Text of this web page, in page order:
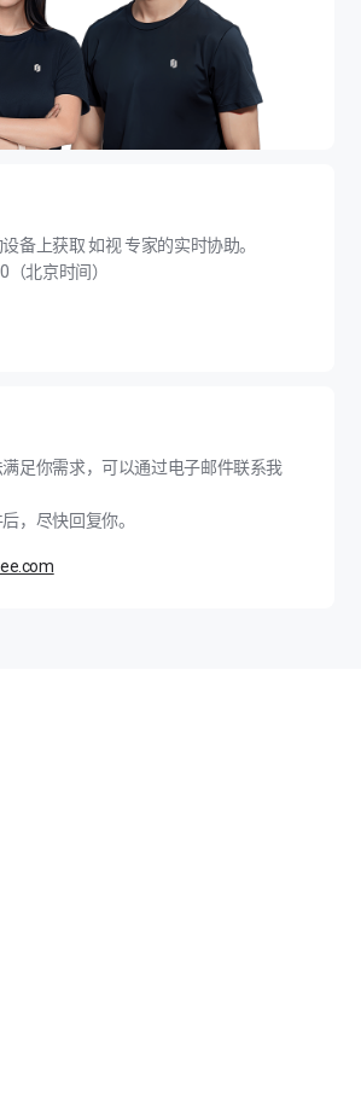
备上获取 如视 专家的实时协助。
（北京时间）
足你需求，可以通过电子邮件联系我
，尽快回复你。